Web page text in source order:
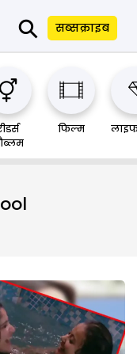
⚲ सब्सक्राइब
फिल्म